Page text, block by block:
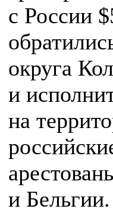
с России
округа
и
на
и Бельгии.